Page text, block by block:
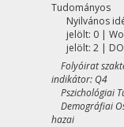
Tudományos
Nyilvános
jelölt: 0 |
jelölt: 2 |
Folyóirat
indikátor: Q4
Pszichológiai
Demográfiai
hazai